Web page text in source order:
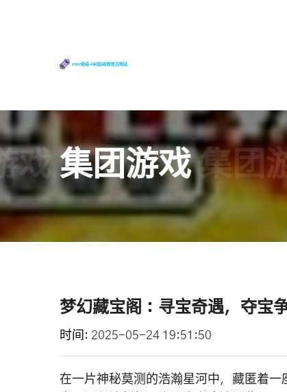
戏 集团游戏 集团
梦幻藏宝阁：寻宝奇遇，夺宝
时间 2025-05-24 19:51:50
在一片神秘莫测的浩瀚星河中，藏匿着